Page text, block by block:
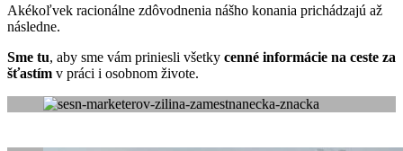
Akékoľvek racionálne zdôvodnenia nášho konania prichádzajú až
následne.
Sme tu, aby sme vám priniesli všetky cenné informácie na ceste za
šťastím v práci i osobnom živote.